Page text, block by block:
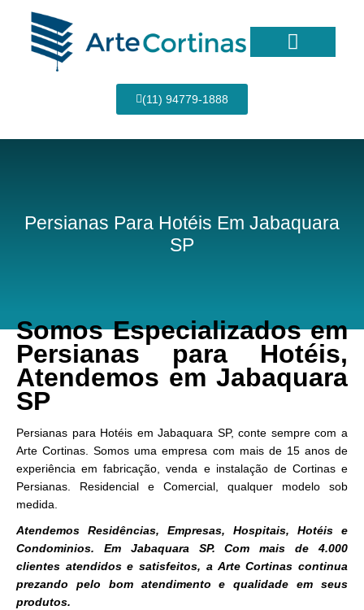
conteúdo
(11) 94779-1888
Persianas Para Hotéis Em Jabaquara
SP
Somos Especializados em
Persianas para Hotéis,
Atendemos em Jabaquara
SP
Persianas para Hotéis em Jabaquara SP, conte sempre com a
Arte Cortinas. Somos uma empresa com mais de 15 anos de
experiência em fabricação, venda e instalação de Cortinas e
Persianas. Residencial e Comercial, qualquer modelo sob
medida.
Atendemos Residências, Empresas, Hospitais, Hotéis e
Condominios. Em Jabaquara SP. Com mais de 4.000
clientes atendidos e satisfeitos, a Arte Cortinas continua
prezando pelo bom atendimento e qualidade em seus
produtos.